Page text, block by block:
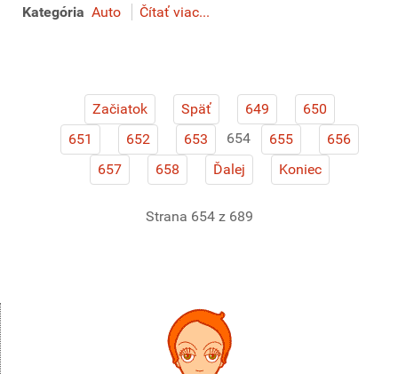
Kategória Auto Čítať viac...
Začiatok Späť 649
650
651
652 653 654 655
656
657
658 Ďalej Koniec
Strana 654 z 689